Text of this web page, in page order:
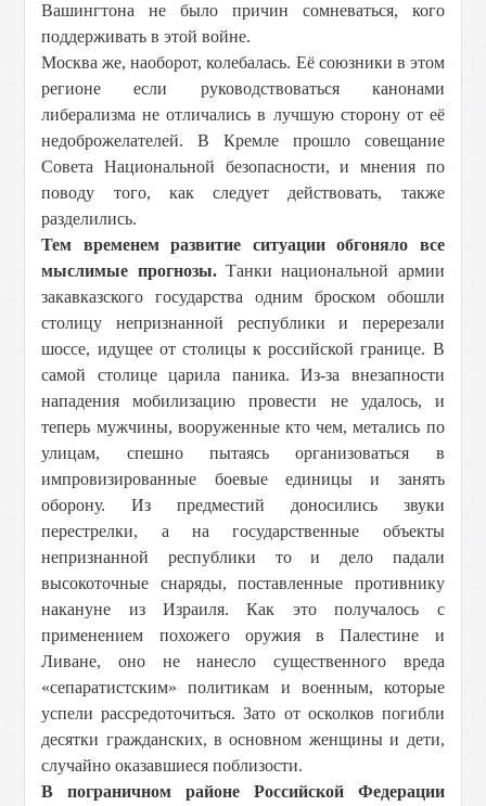
Вашингтона не было причин сомневаться, кого
поддерживать в этой войне.
Москва же, наоборот, колебалась. Её союзники в этом
регионе если руководствоваться канонами
либерализма не отличались в лучшую сторону от её
недоброжелателей. В Кремле прошло совещание
Совета Национальной безопасности, и мнения по
поводу того, как следует действовать, также
разделились.
Тем временем развитие ситуации обгоняло все
мыслимые прогнозы.Танки национальной армии
закавказского государства одним броском обошли
столицу непризнанной республики и перерезали
шоссе, идущее от столицы к российской границе. В
самой столице царила паника. Из-за внезапности
нападения мобилизацию провести не удалось, и
теперь мужчины, вооруженные кто чем, метались по
улицам, спешно пытаясь организоваться в
импровизированные боевые единицы и занять
оборону. Из предместий доносились звуки
перестрелки, а на государственные объекты
непризнанной республики то и дело падали
высокоточные снаряды, поставленные противнику
накануне из Израиля. Как это получалось с
применением похожего оружия в Палестине и
Ливане, оно не нанесло существенного вреда
«сепаратистским» политикам и военным, которые
успели рассредоточиться. Зато от осколков погибли
десятки гражданских, в основном женщины и дети,
случайно оказавшиеся поблизости.
В пограничном районе Российской Федерации